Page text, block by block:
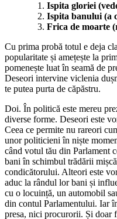
Ispita gloriei
Ispita banului (a
Frica de moarte
Cu prima probă totul e deja
popularitate și amețește la
pomenește luat în seamă de
Deseori intervine viclenia
te putea purta de căpăstru.
Doi. În politică este mereu
diverse forme. Deseori este
Ceea ce permite nu rareori
unor politicieni în niște
când votul tău din Parlament
bani în schimbul trădării
condicătorului. Alteori este
aduc la rândul lor bani și
cu o locuință, un automobil
din contul Parlamentului. Iar
presa, nici procurorii. Și doar